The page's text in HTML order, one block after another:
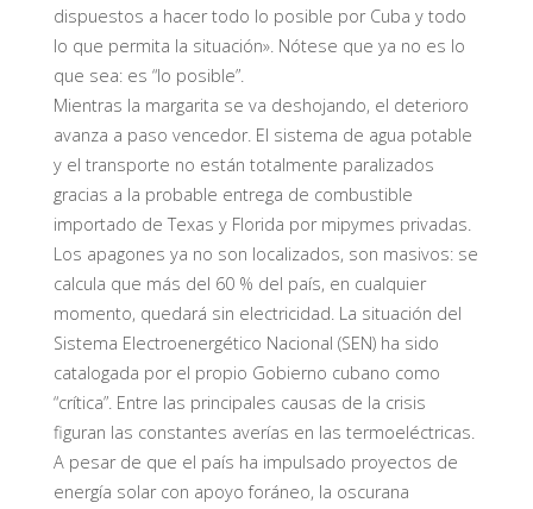
dispuestos a hacer todo lo posible por Cuba y todo
lo que permita la situación». Nótese que ya no es lo
que sea: es “lo posible”.
Mientras la margarita se va deshojando, el deterioro
avanza a paso vencedor. El sistema de agua potable
y el transporte no están totalmente paralizados
gracias a la probable entrega de combustible
importado de Texas y Florida por mipymes privadas.
Los apagones ya no son localizados, son masivos: se
calcula que más del 60 % del país, en cualquier
momento, quedará sin electricidad. La situación del
Sistema Electroenergético Nacional (SEN) ha sido
catalogada por el propio Gobierno cubano como
“crítica”. Entre las principales causas de la crisis
figuran las constantes averías en las termoeléctricas.
A pesar de que el país ha impulsado proyectos de
energía solar con apoyo foráneo, la oscurana